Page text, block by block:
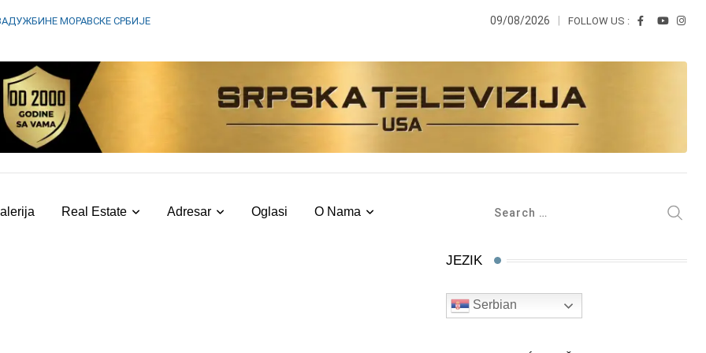
МОРАВСКЕ СРБИЈЕ 09/08/2026 FOLLOW US :
Real Estate Adresar Oglasi O Nama
JEZIK
Serbian